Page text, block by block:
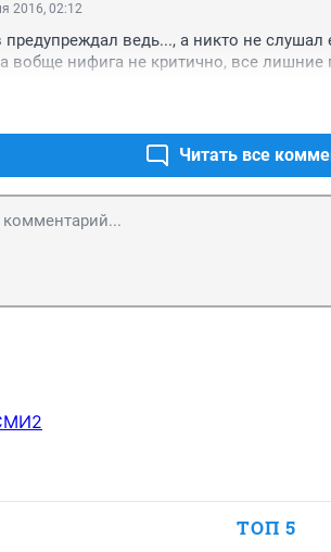
2016, 02:12
ведь..., а никто не слушал
вобще нифига не критично, все лишние
Читать все
ТОП 5